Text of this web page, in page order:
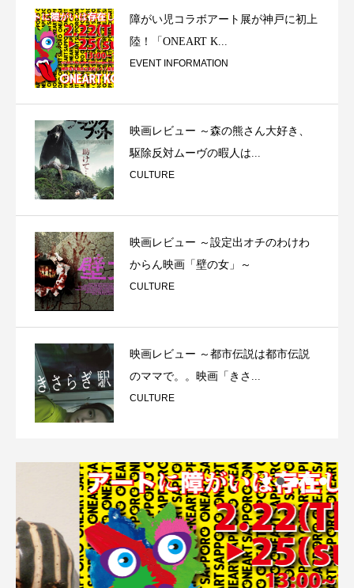
障がい児コラボアート展が神戸に初上
陸！「ONEART K...
EVENT INFORMATION
映画レビュー ～森の熊さん大好き、
駆除反対ムーヴの暇人は...
CULTURE
映画レビュー ～設定出オチのわけわ
からん映画「壁の女」～
CULTURE
映画レビュー ～都市伝説は都市伝説
のママで。。映画「きさ...
CULTURE